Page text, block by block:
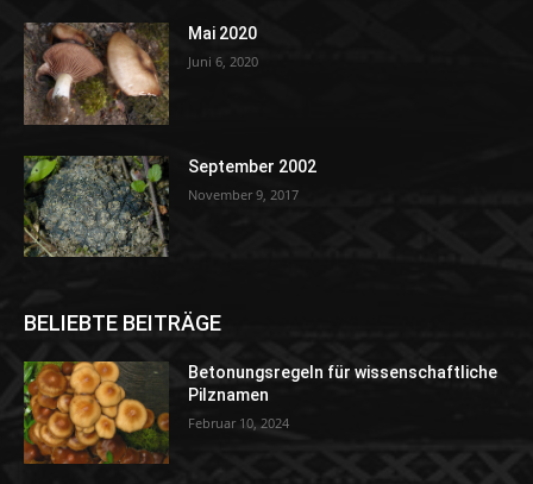
Mai 2020
Juni 6, 2020
September 2002
November 9, 2017
BELIEBTE BEITRÄGE
Betonungsregeln für wissenschaftliche
Pilznamen
Februar 10, 2024